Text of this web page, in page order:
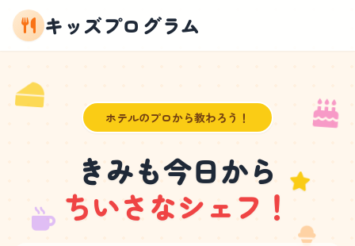
キッズプログラム
ホテルのプロから教わろう！
きみも今日から
ちいさなシェフ！